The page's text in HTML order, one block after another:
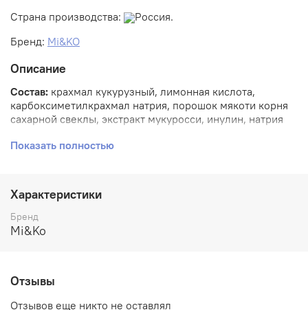
Страна производства:
Россия.
Бренд: Mi&KO
Описание
Состав: крахмал кукурузный, лимонная кислота,
карбоксиметилкрахмал натрия, порошок мякоти корня
сахарной свеклы, экстракт мукуросси, инулин, натрия
баобаба, экстракт плодов мыльного дерева, янтарная
мальтодекстрин, экстракт босвеллии, экстракт коры
магнолии, глюкоза, субтилизин.
Применение:
уделите Т-зоне. Затем смойте тёплой водой.
Показать полностью
Характеристики
Бренд
Mi&Ko
Отзывы
Отзывов еще никто не оставлял